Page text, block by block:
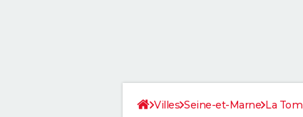
Villes Seine-et-Marne La